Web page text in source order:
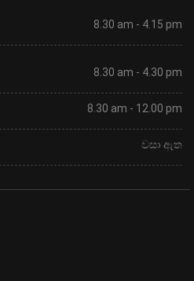
8.30 am - 4.15 pm
8.30 am - 4.30 pm
8.30 am - 12.00 pm
වසා ඇත